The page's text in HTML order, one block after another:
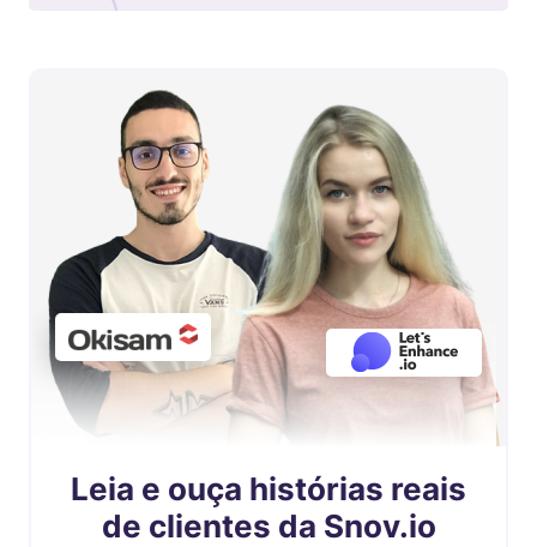
Leia e ouça histórias reais
de clientes da Snov.io